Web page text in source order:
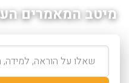
מיטב המאמרים